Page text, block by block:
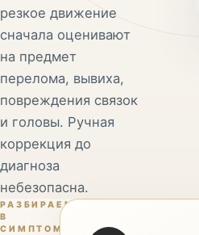
резкое движение
сначала оценивают
на предмет
перелома, вывиха,
повреждения связок
и головы. Ручная
коррекция до
диагноза
небезопасна.
РАЗБИРАЕМСЯ
В
СИМПТОМАХ